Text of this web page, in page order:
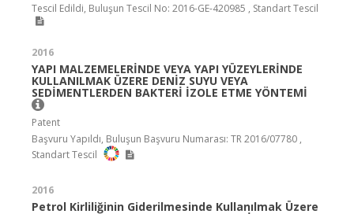
Tescil Edildi, Buluşun Tescil No: 2016-GE-420985 , Standart Tescil
2016
YAPI MALZEMELERİNDE VEYA YAPI YÜZEYLERİNDE
KULLANILMAK ÜZERE DENİZ SUYU VEYA
SEDİMENTLERDEN BAKTERİ İZOLE ETME YÖNTEMİ
Patent
Başvuru Yapıldı, Buluşun Başvuru Numarası: TR 2016/07780 ,
Standart Tescil
2016
Petrol Kirliliğinin Giderilmesinde Kullanılmak Üzere